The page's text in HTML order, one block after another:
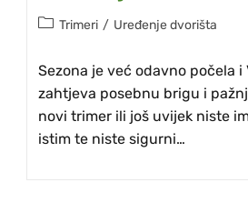
Trimeri / Uređenje dvorišta
Sezona je već odavno počela i
zahtjeva posebnu brigu i
novi trimer ili još uvijek niste
istim te niste sigurni…